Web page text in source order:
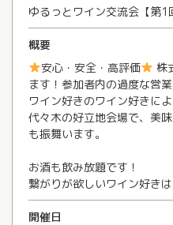
ゆるっとワイン交流会【第1
概要
安心・安全・高評価
株
ます！参加者内の過度な営
ワイン好きのワイン好きに
代々木の好立地会場で、美
も振舞います。
お酒も飲み放題です！
繋がりが欲しいワイン好き
開催日